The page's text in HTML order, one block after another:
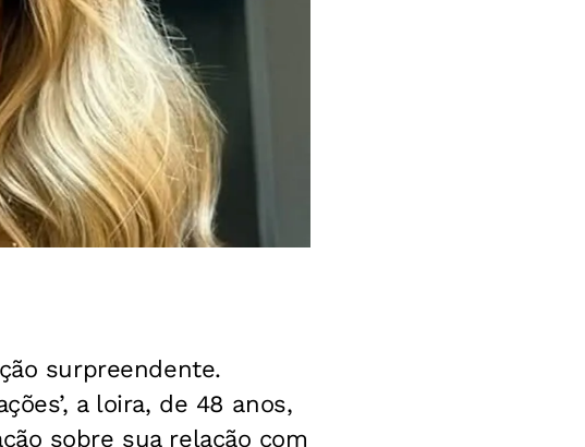
surpreendente.
a loira, de 48 anos,
sobre sua relação com